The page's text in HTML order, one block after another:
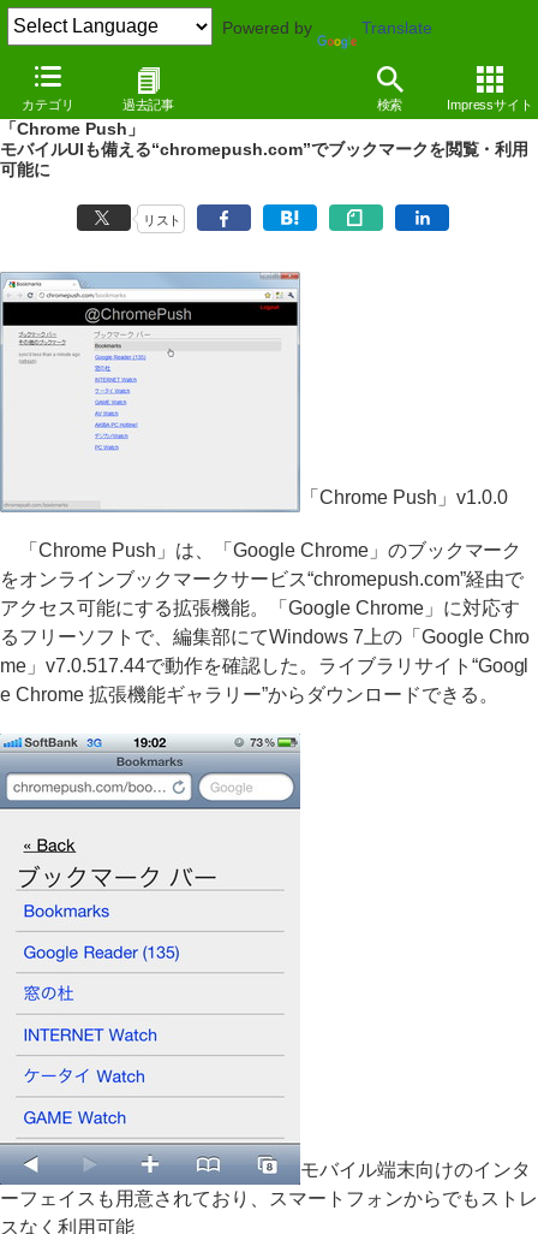
Powered by Translate
カテゴリ 過去記事 検索 Impressサイト
REVIEW
（10/11/30）
「Google Chrome」のブックマークをスマートフォンから利用
「Chrome Push」
モバイルUIも備える“chromepush.com”でブックマークを閲覧・利用
可能に
リスト
「Chrome Push」v1.0.0
「Chrome Push」は、「Google Chrome」のブックマーク
をオンラインブックマークサービス“chromepush.com”経由で
アクセス可能にする拡張機能。「Google Chrome」に対応す
るフリーソフトで、編集部にてWindows 7上の「Google Chro
me」v7.0.517.44で動作を確認した。ライブラリサイト“Googl
e Chrome 拡張機能ギャラリー”からダウンロードできる。
モバイル端末向けのインタ
ーフェイスも用意されており、スマートフォンからでもストレ
スなく利用可能